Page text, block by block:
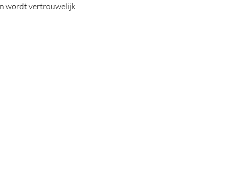
wordt vertrouwelijk